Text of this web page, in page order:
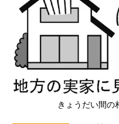
きょうだい間